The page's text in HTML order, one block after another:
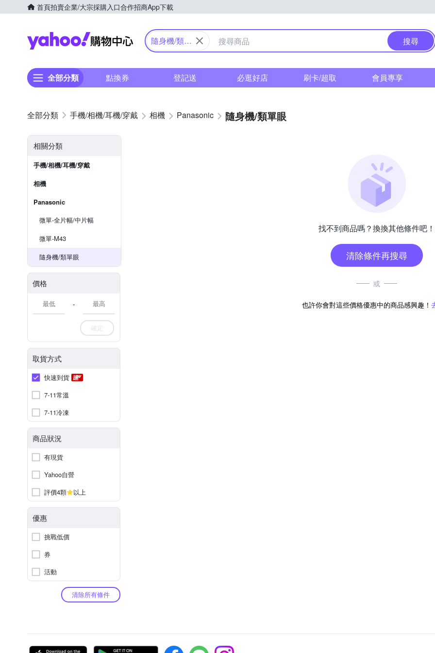
首頁拍賣企業/大宗採購入口合作招商App下載
Yahoo購物中心
隨身機/類單
搜尋
全部分類 點換券 登記送 必逛好店 刷卡/超取 會員專享
手機/相機/耳機/穿戴 相機 Panasonic 隨身機/類單眼
相關分類
手機/相機/耳機/穿戴
相機
Panasonic
微單-全片幅/中片幅
微單-M43
隨身機/類單眼
價格
-
確定
取貨方式
快速到貨
7-11常溫
7-11冷凍
商品狀況
有現貨
Yahoo自營
評價4顆
以上
優惠
挑戰低價
券
活動
清除所有條件
找不到商品嗎？換換其他條件吧！
清除條件再搜尋
或
也許你會對這些價格優惠中的商品感興趣！